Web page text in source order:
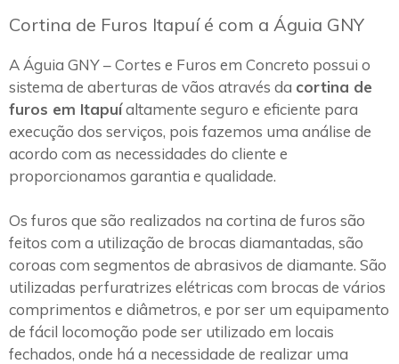
Cortina de Furos Itapuí é com a Águia GNY
A Águia GNY – Cortes e Furos em Concreto possui o
sistema de aberturas de vãos através da cortina de
furos em Itapuíaltamente seguro e eficiente para
execução dos serviços, pois fazemos uma análise de
acordo com as necessidades do cliente e
proporcionamos garantia e qualidade.
Os furos que são realizados na cortina de furos são
feitos com a utilização de brocas diamantadas, são
coroas com segmentos de abrasivos de diamante. São
utilizadas perfuratrizes elétricas com brocas de vários
comprimentos e diâmetros, e por ser um equipamento
de fácil locomoção pode ser utilizado em locais
fechados, onde há a necessidade de realizar uma